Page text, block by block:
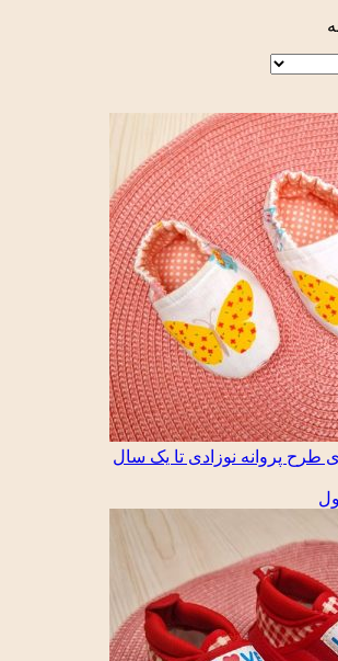
طرح پروانه نوزادی تا یک سال